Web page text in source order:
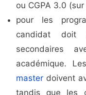
ou CGPA 3.0
pour les
candidat doit
secondaires
académique.
master doivent
tandis que les